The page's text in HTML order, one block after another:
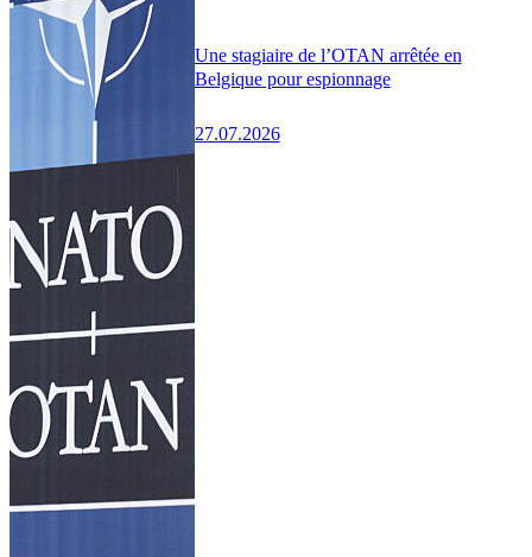
Une stagiaire de l’OTAN arrêtée en
Belgique pour espionnage
27.07.2026